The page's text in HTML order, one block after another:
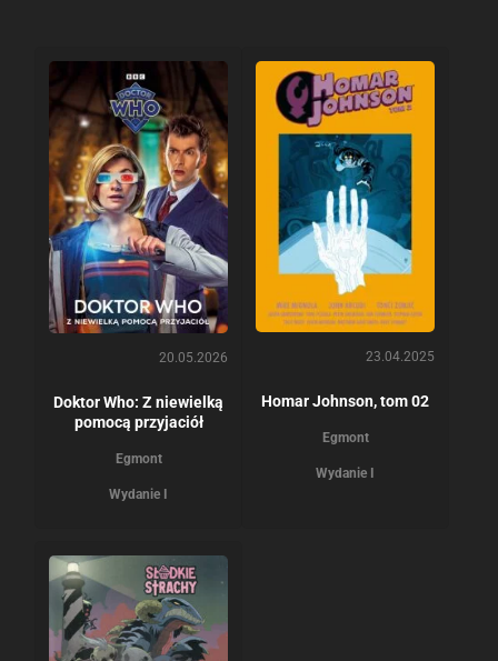
20.05.2026
Doktor Who: Z niewielką
pomocą przyjaciół
Egmont
Wydanie I
23.04.2025
Homar Johnson, tom 02
Egmont
Wydanie I